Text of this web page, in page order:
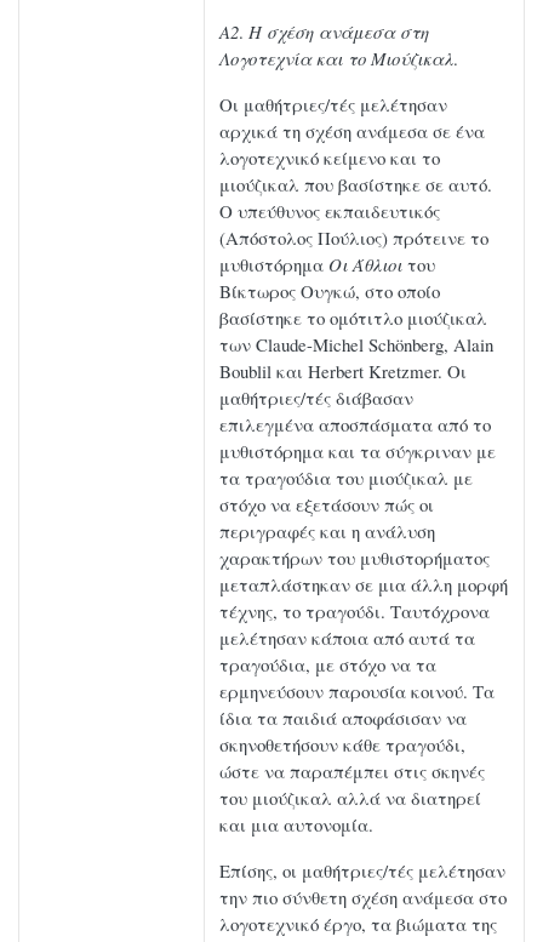
Α2. Η σχέση ανάμεσα στη
Λογοτεχνία και το Μιούζικαλ.
Οι μαθήτριες/τές μελέτησαν
αρχικά τη σχέση ανάμεσα σε ένα
λογοτεχνικό κείμενο και το
μιούζικαλ που βασίστηκε σε αυτό.
Ο υπεύθυνος εκπαιδευτικός
(Απόστολος Πούλιος) πρότεινε το
μυθιστόρημα Οι Άθλιοι του
Βίκτωρος Ουγκώ, στο οποίο
βασίστηκε το ομότιτλο μιούζικαλ
των Claude-Michel Schönberg, Alain
Boublil και Herbert Kretzmer. Οι
μαθήτριες/τές διάβασαν
επιλεγμένα αποσπάσματα από το
μυθιστόρημα και τα σύγκριναν με
τα τραγούδια του μιούζικαλ με
στόχο να εξετάσουν πώς οι
περιγραφές και η ανάλυση
χαρακτήρων του μυθιστορήματος
μεταπλάστηκαν σε μια άλλη μορφή
τέχνης, το τραγούδι. Ταυτόχρονα
μελέτησαν κάποια από αυτά τα
τραγούδια, με στόχο να τα
ερμηνεύσουν παρουσία κοινού. Τα
ίδια τα παιδιά αποφάσισαν να
σκηνοθετήσουν κάθε τραγούδι,
ώστε να παραπέμπει στις σκηνές
του μιούζικαλ αλλά να διατηρεί
και μια αυτονομία.
Επίσης, οι μαθήτριες/τές μελέτησαν
την πιο σύνθετη σχέση ανάμεσα στο
λογοτεχνικό έργο, τα βιώματα της